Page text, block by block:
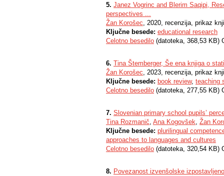
5. Janez Vogrinc and Blerim Saqipi,
perspectives ...
Žan Korošec, 2020, recenzija, prikaz
Ključne besede: educational research
Celotno besedilo (datoteka, 368,53 KB)
6. Tina Štemberger, Še ena knjiga o
Žan Korošec, 2023, recenzija, prikaz
Ključne besede: book review, teaching
Celotno besedilo (datoteka, 277,55 KB)
7. Slovenian primary school pupils’
Tina Rozmanič, Ana Kogovšek, Žan
Ključne besede: plurilingual
approaches to languages and cultures
Celotno besedilo (datoteka, 320,54 KB)
8. Povezanost izvenšolske